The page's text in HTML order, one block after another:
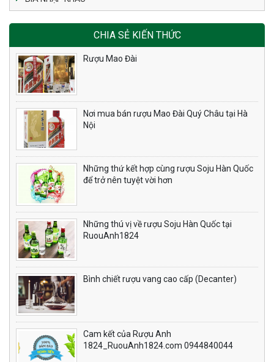
CHIA SẺ KIẾN THỨC
Rượu Mao Đài
Nơi mua bán rượu Mao Đài Quý Châu tại Hà
Nội
Những thứ kết hợp cùng rượu Soju Hàn Quốc
để trở nên tuyệt vời hơn
Những thú vị về rượu Soju Hàn Quốc tại
RuouAnh1824
Bình chiết rượu vang cao cấp (Decanter)
Cam kết của Rượu Anh
1824_RuouAnh1824.com 0944840044